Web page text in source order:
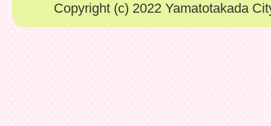
Copyright (c) 2022 Yamatotakada